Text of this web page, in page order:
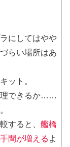
にしてはやや
らい場所はあ
ット。
理できるか……
すると、 艦橋
間が増える よ